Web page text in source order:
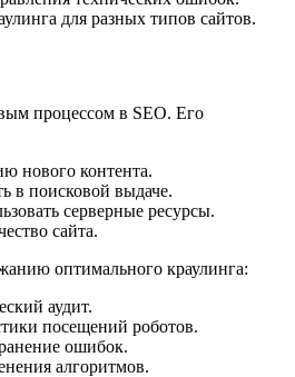
для разных типов сайтов.
процессом в SEO. Его
нового контента.
в поисковой выдаче.
серверные ресурсы.
сайта.
оптимального краулинга:
аудит.
посещений роботов.
ошибок.
алгоритмов.